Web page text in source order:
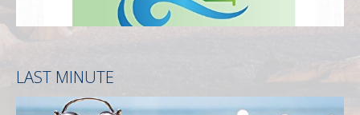
LAST MINUTE